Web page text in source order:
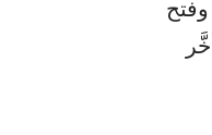
وفتح